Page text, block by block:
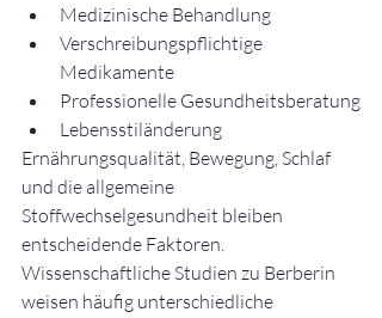
Medizinische Behandlung
Verschreibungspflichtige
Medikamente
Professionelle Gesundheitsberatung
Lebensstiländerung
Ernährungsqualität, Bewegung, Schlaf
und die allgemeine
Stoffwechselgesundheit bleiben
entscheidende Faktoren.
Wissenschaftliche Studien zu Berberin
weisen häufig unterschiedliche